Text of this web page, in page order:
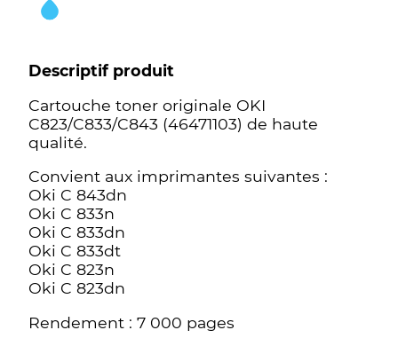
Descriptif produit
Cartouche toner originale OKI
C823/C833/C843 (46471103) de haute
qualité.
Convient aux imprimantes suivantes :
Oki C 843dn
Oki C 833n
Oki C 833dn
Oki C 833dt
Oki C 823n
Oki C 823dn
Rendement : 7 000 pages